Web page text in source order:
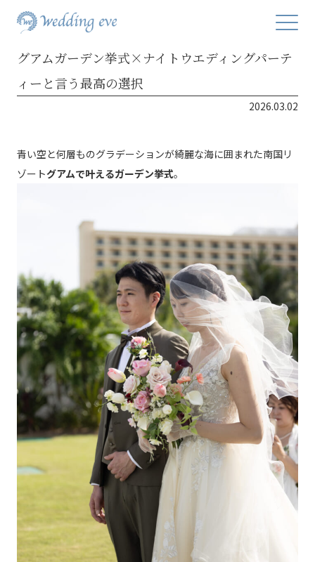
グアムガーデン挙式×ナイトウエディングパーテ
ィーと言う最高の選択
2026.03.02
青い空と何層ものグラデーションが綺麗な海に囲まれた南国リ
ゾートグアムで叶えるガーデン挙式。